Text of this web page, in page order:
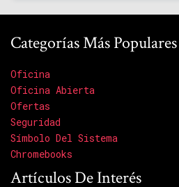
Categorías Más Populares
Oficina
Oficina Abierta
Ofertas
Seguridad
Símbolo Del Sistema
Chromebooks
Artículos De Interés